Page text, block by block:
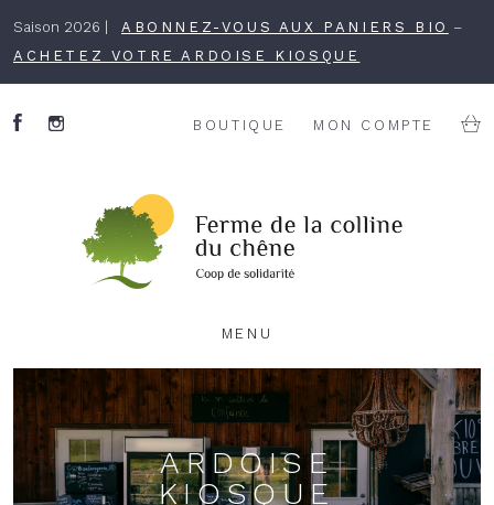
Saison 2026 | ABONNEZ-VOUS AUX PANIERS BIO –
ACHETEZ VOTRE ARDOISE KIOSQUE
BOUTIQUE MON COMPTE
MENU
ARDOISE
KIOSQUE